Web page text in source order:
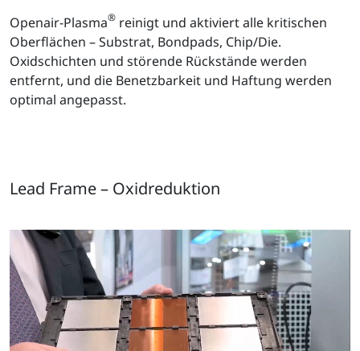
Openair-Plasma® reinigt und aktiviert alle kritischen
Oberflächen – Substrat, Bondpads, Chip/Die.
Oxidschichten und störende Rückstände werden
entfernt, und die Benetzbarkeit und Haftung werden
optimal angepasst.
Lead Frame – Oxidreduktion